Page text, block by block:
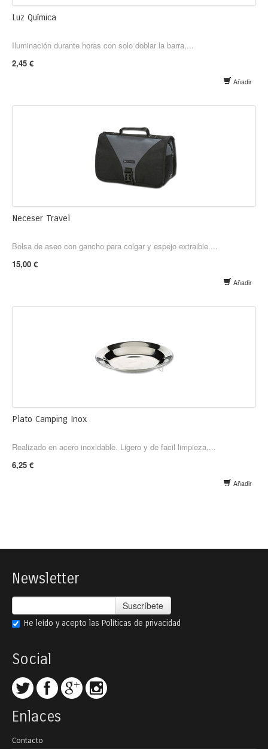
Luz Química
Iluminación durante horas con solo doblar la barra,...
2,45 €
Añadir
Neceser Travel
Bolsa de aseo con gancho para colgar y espejo extraible....
15,00 €
Añadir
Plato Camping Inox
Realizado en acero inoxidable. Ligero y de facil limpieza,...
6,25 €
Añadir
Newsletter
Suscríbete
He leído y acepto las Políticas de privacidad
Social
Enlaces
Contacto